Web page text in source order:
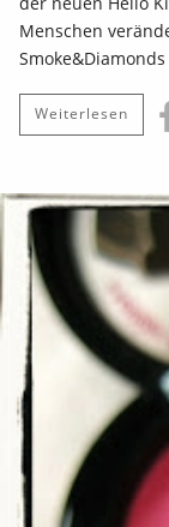
Menschen
Weiterlesen